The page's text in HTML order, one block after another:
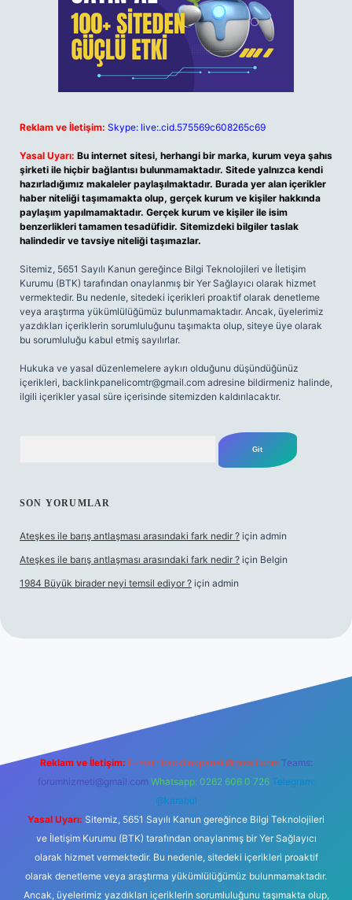
Reklam ve İletişim: Skype: live:.cid.575569c608265c69
Yasal Uyarı: Bu internet sitesi, herhangi bir marka, kurum veya şahıs
şirketi ile hiçbir bağlantısı bulunmamaktadır. Sitede yalnızca kendi
hazırladığımız makaleler paylaşılmaktadır. Burada yer alan içerikler
haber niteliği taşımamakta olup, gerçek kurum ve kişiler hakkında
paylaşım yapılmamaktadır. Gerçek kurum ve kişiler ile isim
benzerlikleri tamamen tesadüfidir. Sitemizdeki bilgiler taslak
halindedir ve tavsiye niteliği taşımazlar.
Sitemiz, 5651 Sayılı Kanun gereğince Bilgi Teknolojileri ve İletişim
Kurumu (BTK) tarafından onaylanmış bir Yer Sağlayıcı olarak hizmet
vermektedir. Bu nedenle, sitedeki içerikleri proaktif olarak denetleme
veya araştırma yükümlülüğümüz bulunmamaktadır. Ancak, üyelerimiz
yazdıkları içeriklerin sorumluluğunu taşımakta olup, siteye üye olarak
bu sorumluluğu kabul etmiş sayılırlar.
Hukuka ve yasal düzenlemelere aykırı olduğunu düşündüğünüz
içerikleri, backlinkpanelicomtr@gmail.com adresine bildirmeniz halinde,
ilgili içerikler yasal süre içerisinde sitemizden kaldırılacaktır.
SON YORUMLAR
Ateşkes ile barış antlaşması arasındaki fark nedir ? için admin
Ateşkes ile barış antlaşması arasındaki fark nedir ? için Belgin
1984 Büyük birader neyi temsil ediyor ? için admin
Reklam ve İletişim: E-mail: backlinkpaneli@gmail.com Teams:
forumhizmeti@gmail.com Whatsapp: 0262 606 0 726 Telegram:
@karabul
Yasal Uyarı: Sitemiz, 5651 Sayılı Kanun gereğince Bilgi Teknolojileri
ve İletişim Kurumu (BTK) tarafından onaylanmış bir Yer Sağlayıcı
olarak hizmet vermektedir. Bu nedenle, sitedeki içerikleri proaktif
olarak denetleme veya araştırma yükümlülüğümüz bulunmamaktadır.
Ancak, üyelerimiz yazdıkları içeriklerin sorumluluğunu taşımakta olup,